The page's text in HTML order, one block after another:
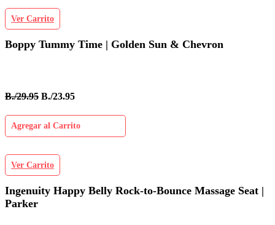
Ver Carrito
Boppy Tummy Time | Golden Sun & Chevron
B./29.95 B./23.95
Agregar al Carrito
Ver Carrito
Ingenuity Happy Belly Rock-to-Bounce Massage Seat |
Parker